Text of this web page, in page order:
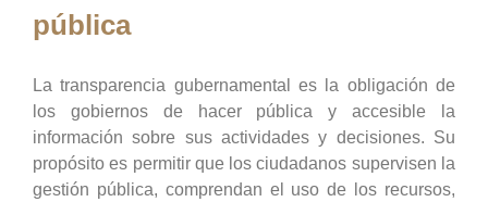
pública
La transparencia gubernamental es la obligación de
los gobiernos de hacer pública y accesible la
información sobre sus actividades y decisiones. Su
propósito es permitir que los ciudadanos supervisen la
gestión pública, comprendan el uso de los recursos,